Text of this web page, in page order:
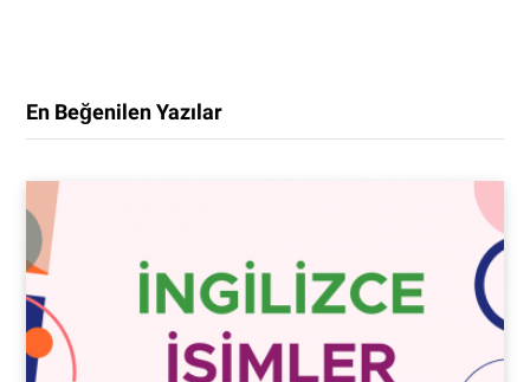
En Beğenilen Yazılar